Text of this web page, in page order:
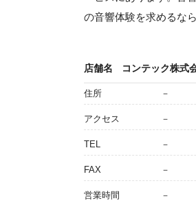
の音響体験を求めるな
店舗名 コンテック株式
住所 －
アクセス －
TEL －
FAX －
営業時間 －